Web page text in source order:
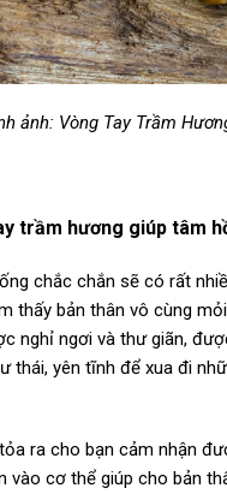
ảnh: Vòng Tay Trầm
trầm hương giúp tâm
chắc chắn sẽ có rất
thấy bản thân vô cùng
nghỉ ngơi và thư giãn,
thái, yên tĩnh để xua đi
tỏa ra cho bạn cảm nhận
vào cơ thể giúp cho bản